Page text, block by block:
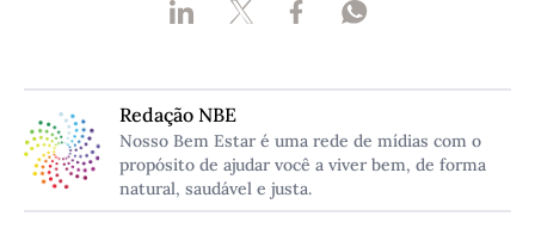
Redação NBE
Nosso Bem Estar é uma rede de mídias com o
propósito de ajudar você a viver bem, de forma
natural, saudável e justa.